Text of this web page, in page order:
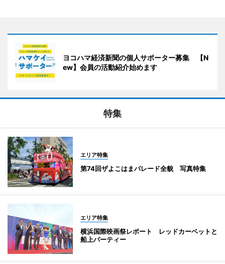
ヨコハマ経済新聞の個人サポーター募集 【N
ew】会員の活動紹介始めます
特集
エリア特集
第74回ザよこはまパレード全貌 写真特集
エリア特集
横浜国際映画祭レポート レッドカーペットと
船上パーティー